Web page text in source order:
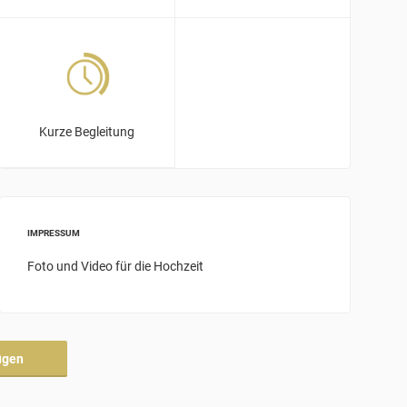
Kurze Begleitung
IMPRESSUM
Foto und Video für die Hochzeit